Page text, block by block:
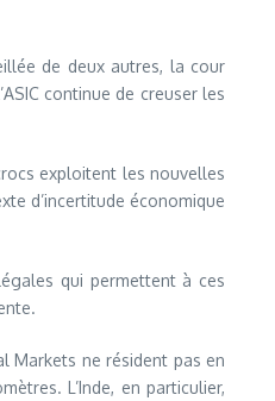
de deux autres, la cour
continue de creuser les
exploitent les nouvelles
d’incertitude économique
qui permettent à ces
Markets ne résident pas en
L’Inde, en particulier,